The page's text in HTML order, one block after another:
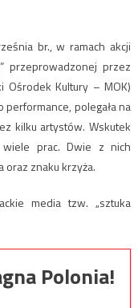
br., w ramach akcji
przeprowadzonej przez
Ośrodek Kultury – MOK)
polegała na
kilku artystów. Wskutek
wiele prac. Dwie z nich
oraz znaku krzyża.
media tzw. „sztuka
Polonia!